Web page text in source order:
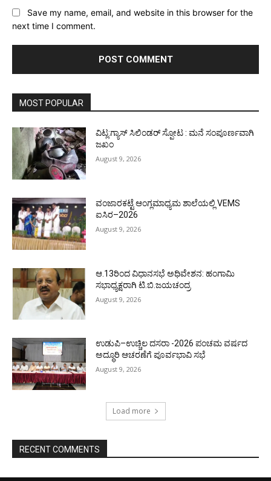
Save my name, email, and website in this browser for the
next time I comment.
MOST POPULAR
ವಿಟ್ಲ:ಗ್ಯಾಸ್ ಸಿಲಿಂಡರ್ ಸ್ಪೋಟ : ಮನೆ ಸಂಪೂರ್ಣವಾಗಿ
ಜಖಂ
August 9, 2026
ವಂಜಾರಕಟ್ಟೆ ಆಂಗ್ಲಮಾಧ್ಯಮ ಶಾಲೆಯಲ್ಲಿ VEMS
ಐಸಿರ–2026
August 9, 2026
ಆ.13ರಿಂದ ವಿಧಾನಸಭೆ ಅಧಿವೇಶನ: ಹಂಗಾಮಿ
ಸಭಾಧ್ಯಕ್ಷರಾಗಿ ಟಿ.ಬಿ.ಜಯಚಂದ್ರ
August 9, 2026
ಉಡುಪಿ–ಉಚ್ಚಿಲ ದಸರಾ -2026 ಪಂಚಮ ವರ್ಷದ
ಅದ್ಧೂರಿ ಆಚರಣೆಗೆ ಪೂರ್ವಭಾವಿ ಸಭೆ
August 9, 2026
Load more
RECENT COMMENTS